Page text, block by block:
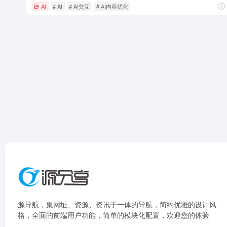
AI # AI # AI交互 # AI内容优化
源导航，集网址、资源、资讯于一体的导航，简约优雅的设计风
格，全面的前端用户功能，简单的模块化配置，欢迎您的体验